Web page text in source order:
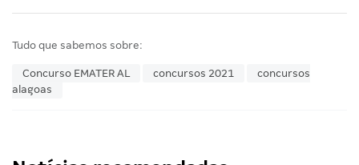
Tudo que sabemos sobre:
Concurso EMATER AL concursos 2021
concursos
alagoas